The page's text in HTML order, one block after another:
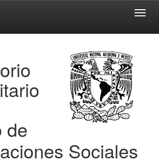
de
Sociales